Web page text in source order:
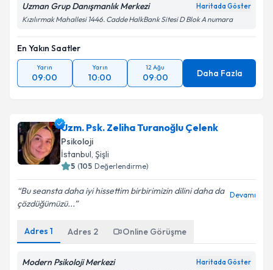
Takvim Talebini Gönder
Uzman Grup Danışmanlık Merkezi Haritada Göster
Kızılırmak Mahallesi 1446. Cadde HalkBank Sitesi D Blok A numara
En Yakın Saatler
Yarın
09:00
Yarın
10:00
12 Ağu
09:00 Daha Fazla
Uzm. Psk. Zeliha Turanoğlu Çelenk
Psikoloji
İstanbul, Şişli
5 (105 Değerlendirme)
Bu seansta daha iyi hissettim birbirimizin dilini daha da
çözdüğümüzü...
Devamı
Adres 1 Adres 2 Online Görüşme
Modern Psikoloji Merkezi Haritada Göster